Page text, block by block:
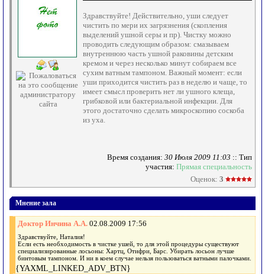
Здравствуйте! Действительно, уши следует
чистить по мери их загрязнения (скопления
выделений ушной серы и пр). Чистку можно
проводить следующим образом: смазываем
внутреннюю часть ушной раковины детским
кремом и через несколько минут собираем все
сухим ватным тампоном. Важный момент: если
уши приходится чистить раз в неделю и чаще, то
имеет смысл проверить нет ли ушного клеща,
грибковой или бактериальной инфекции. Для
этого достаточно сделать микроскопию соскоба
из уха.
Время создания: 30 Июля 2009 11:03 :: Тип
участия: Прямая специальность
Оценок: 3
Мнение зала
Доктор Инчина А.А. 02.08.2009 17:56
Здравствуйте, Наталия!
Если есть необходимость в чистке ушей, то для этой процедуры существуют
специализированные лосьоны: Хартц, Отифри, Барс. Убирать лосьон лучше
бинтовым тампоном. И ни в коем случае нельзя пользоваться ватными палочками.
{YAXML_LINKED_ADV_BTN}